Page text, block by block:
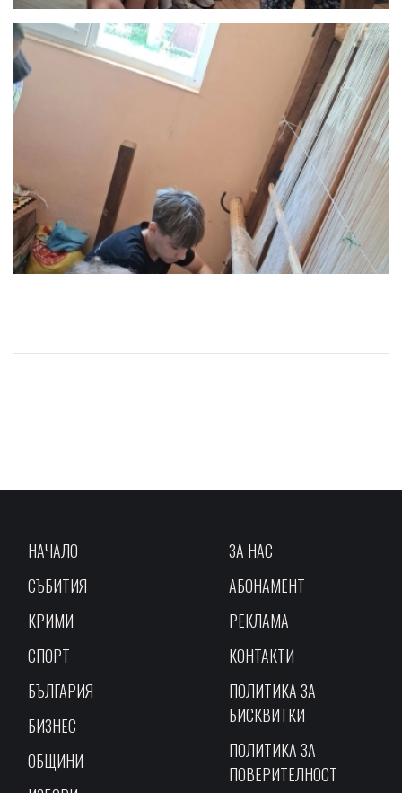
НАЧАЛО
СЪБИТИЯ
КРИМИ
СПОРТ
БЪЛГАРИЯ
БИЗНЕС
ОБЩИНИ
ЗА НАС
АБОНАМЕНТ
РЕКЛАМА
КОНТАКТИ
ПОЛИТИКА ЗА
БИСКВИТКИ
ПОЛИТИКА ЗА
ПОВЕРИТЕЛНОСТ